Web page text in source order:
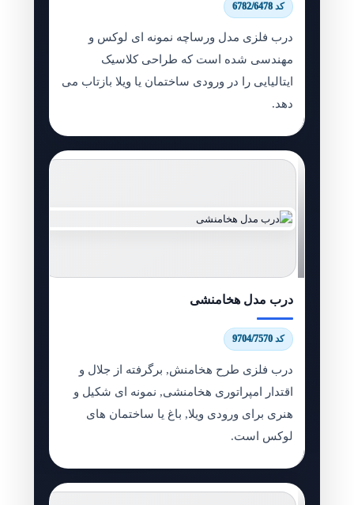
کد 6782/6478
درب فلزی مدل ورساچه نمونه ای لوکس و
مهندسی شده است که طراحی کلاسیک
ایتالیایی را در ورودی ساختمان یا ویلا بازتاب می
دهد.
درب مدل هخامنشی
کد 9704/7570
درب فلزی طرح هخامنش, برگرفته از جلال و
اقتدار امپراتوری هخامنشی, نمونه ای شکیل و
هنری برای ورودی ویلا, باغ یا ساختمان های
لوکس است.